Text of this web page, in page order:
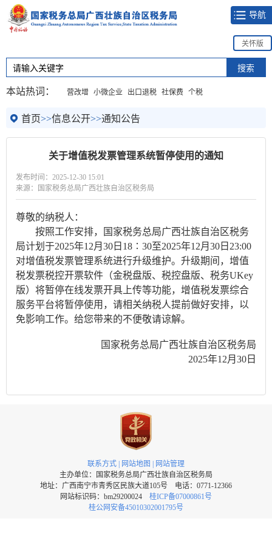
导航
关怀版
本站热词： 营改增 小微企业 出口退税 社保费 个税
首页>>信息公开>>通知公告
关于增值税发票管理系统暂停使用的通知
发布时间：2025-12-30 15:01
来源：国家税务总局广西壮族自治区税务局
尊敬的纳税人：
按照工作安排，国家税务总局广西壮族自治区税务
局计划于2025年12月30日18∶30至2025年12月30日23:00
对增值税发票管理系统进行升级维护。升级期间，增值
税发票税控开票软件（金税盘版、税控盘版、税务UKey
版）将暂停在线发票开具上传等功能，增值税发票综合
服务平台将暂停使用，请相关纳税人提前做好安排，以
免影响工作。给您带来的不便敬请谅解。
国家税务总局广西壮族自治区税务局
2025年12月30日
联系方式 | 网站地图 | 网站管理
主办单位：国家税务总局广西壮族自治区税务局
地址：广西南宁市青秀区民族大道105号 电话：0771-12366
网站标识码：bm29200024 桂ICP备07000861号
桂公网安备45010302001795号